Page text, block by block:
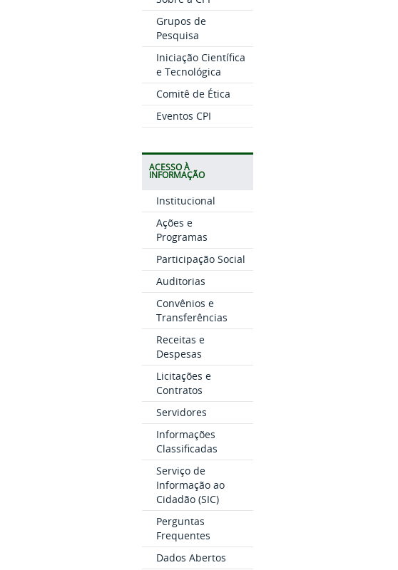
Grupos de
Pesquisa
Iniciação Científica
e Tecnológica
Comitê de Ética
Eventos CPI
ACESSO À
INFORMAÇÃO
Institucional
Ações e
Programas
Participação Social
Auditorias
Convênios e
Transferências
Receitas e
Despesas
Licitações e
Contratos
Servidores
Informações
Classificadas
Serviço de
Informação ao
Cidadão (SIC)
Perguntas
Frequentes
Dados Abertos